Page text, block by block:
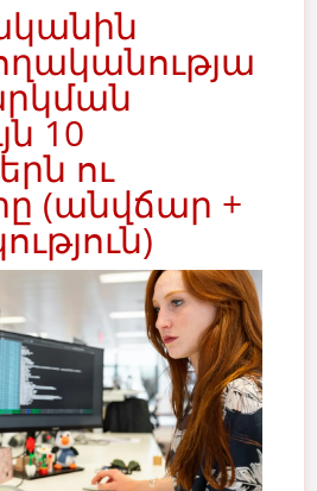
10
ու
(անվճար +